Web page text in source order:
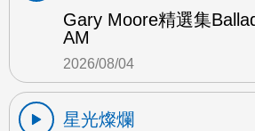
Gary Moore精選集
AM
2026/08/04
星光燦爛